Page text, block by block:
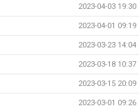
2023-04-03 19:30
2023-04-01 09:19
2023-03-23 14:04
2023-03-18 10:37
2023-03-15 20:09
2023-03-01 09:26